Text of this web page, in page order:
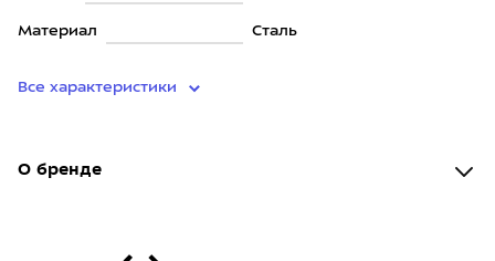
Материал Сталь
Все характеристики
О бренде